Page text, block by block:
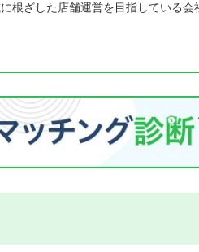
根ざした店舗運営を目指している会